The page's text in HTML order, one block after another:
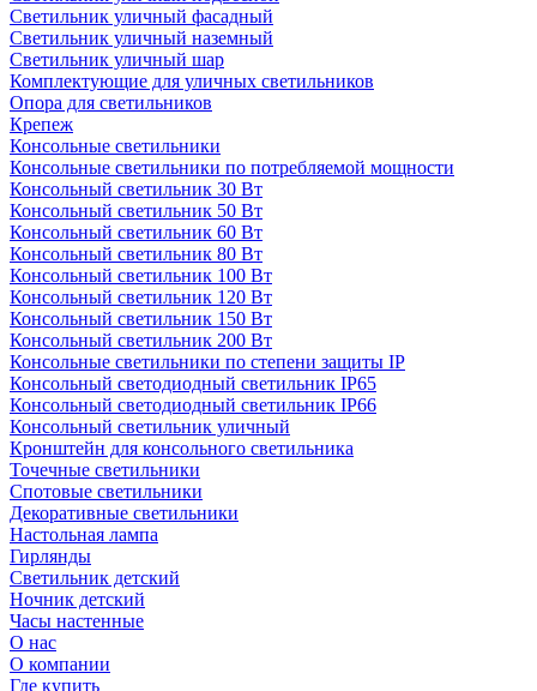
Светильник уличный фасадный
Светильник уличный наземный
Cветильник уличный шар
Комплектующие для уличных светильников
Опора для светильников
Крепеж
Консольные светильники
Консольные светильники по потребляемой мощности
Консольный светильник 30 Вт
Консольный светильник 50 Вт
Консольный светильник 60 Вт
Консольный светильник 80 Вт
Консольный светильник 100 Вт
Консольный светильник 120 Вт
Консольный светильник 150 Вт
Консольный светильник 200 Вт
Консольные светильники по степени защиты IP
Консольный светодиодный светильник IP65
Консольный светодиодный светильник IP66
Консольный светильник уличный
Кронштейн для консольного светильника
Точечные светильники
Спотовые светильники
Декоративные светильники
Настольная лампа
Гирлянды
Светильник детский
Ночник детский
Часы настенные
О нас
О компании
Где купить